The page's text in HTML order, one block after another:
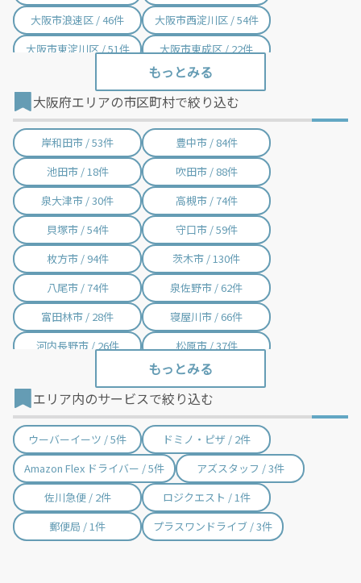
大阪市浪速区 / 46件
大阪市西淀川区 / 54件
大阪市東淀川区 / 51件
大阪市東成区 / 22件
大阪市旭区 / 43件
大阪市城東区 / 41件
大阪市阿倍野区 / 45件
大阪市住吉区 / 61件
大阪市東住吉区 / 28件
大阪市西成区 / 59件
大阪市淀川区 / 80件
大阪市鶴見区 / 23件
大阪市住之江区 / 88件
大阪市平野区 / 37件
大阪市北区 / 85件
大阪市中央区 / 115件
堺市堺区 / 87件
堺市中区 / 46件
堺市東区 / 12件
堺市西区 / 53件
堺市南区 / 17件
堺市北区 / 38件
堺市美原区 / 11件
大阪府エリアの市区町村で絞り込む
岸和田市 / 53件
豊中市 / 84件
池田市 / 18件
吹田市 / 88件
泉大津市 / 30件
高槻市 / 74件
貝塚市 / 54件
守口市 / 59件
枚方市 / 94件
茨木市 / 130件
八尾市 / 74件
泉佐野市 / 62件
富田林市 / 28件
寝屋川市 / 66件
河内長野市 / 26件
松原市 / 37件
和泉市 / 29件
箕面市 / 32件
柏原市 / 33件
羽曳野市 / 33件
門真市 / 50件
摂津市 / 76件
高石市 / 26件
藤井寺市 / 13件
東大阪市 / 145件
泉南市 / 40件
四條畷市 / 15件
エリア内のサービスで絞り込む
ウーバーイーツ / 5件
ドミノ・ピザ / 2件
Amazon Flex ドライバー / 5件
アズスタッフ / 3件
佐川急便 / 2件
ロジクエスト / 1件
郵便局 / 1件
プラスワンドライブ / 3件